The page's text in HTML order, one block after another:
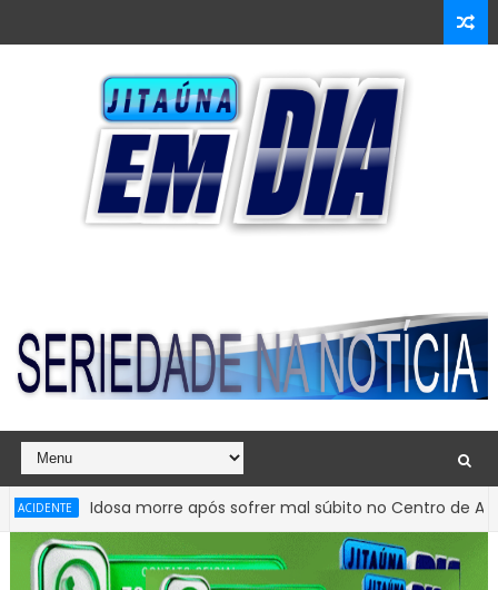
Idosa morre após sofrer mal súbito no Centro de